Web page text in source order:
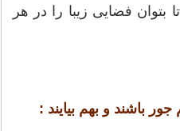
فضایی زیبا را در هر